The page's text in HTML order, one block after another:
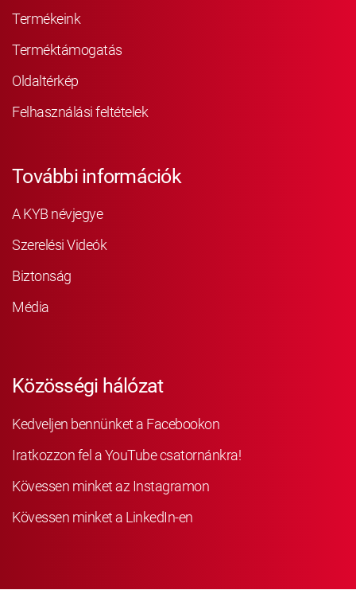
Termékeink
Terméktámogatás
Oldaltérkép
Felhasználási feltételek
További információk
A KYB névjegye
Szerelési Videók
Biztonság
Média
Közösségi hálózat
Kedveljen bennünket a Facebookon
Iratkozzon fel a YouTube csatornánkra!
Kövessen minket az Instagramon
Kövessen minket a LinkedIn-en